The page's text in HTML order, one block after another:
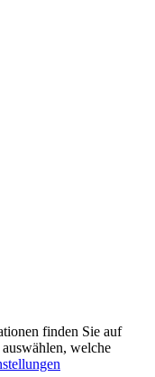
finden Sie auf
welche